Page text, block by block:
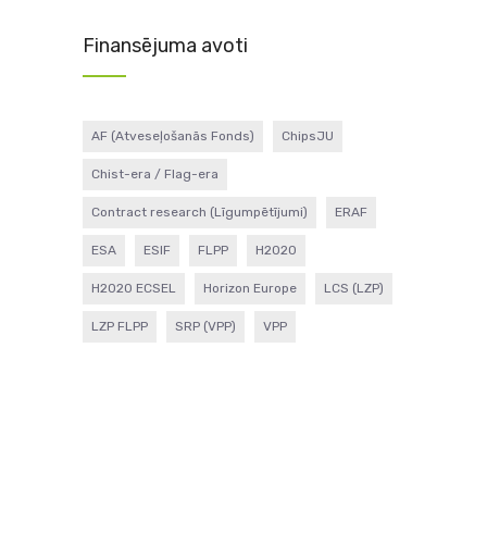
Finansējuma avoti
AF (Atveseļošanās Fonds) ChipsJU
Chist-era / Flag-era
Contract research (Līgumpētījumi) ERAF
ESA ESIF FLPP H2020
H2020 ECSEL Horizon Europe LCS (LZP)
LZP FLPP SRP (VPP) VPP